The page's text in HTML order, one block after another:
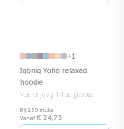
+1
Iqoniq Yoho relaxed
hoodie
V.a. vrijdag 14 augustus
Bij 250 stuks
Vanaf € 24,75